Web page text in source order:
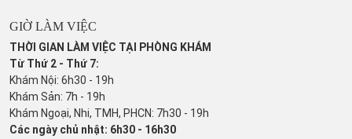
GIỜ LÀM VIỆC
THỜI GIAN LÀM VIỆC TẠI PHÒNG KHÁM
Từ Thứ 2 - Thứ 7:
Khám Nội: 6h30 - 19h
Khám Sản: 7h - 19h
Khám Ngoại, Nhi, TMH, PHCN: 7h30 - 19h
Các ngày chủ nhật: 6h30 - 16h30